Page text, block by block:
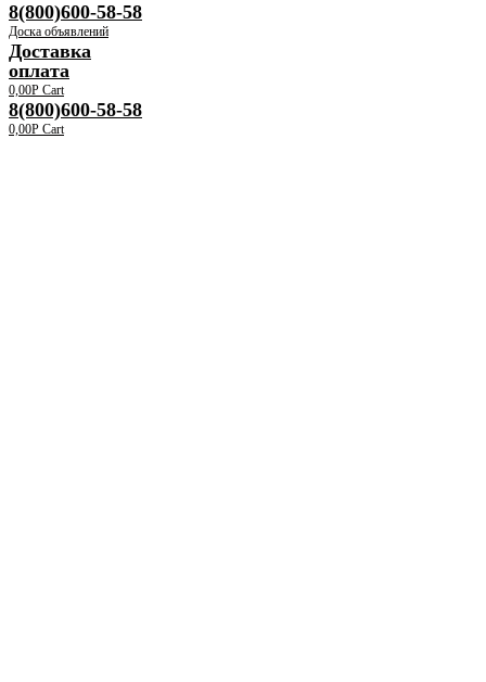
8(800)600-58-58
Доска объявлений
Доставка
оплата
0,00Р Cart
8(800)600-58-58
0,00Р Cart